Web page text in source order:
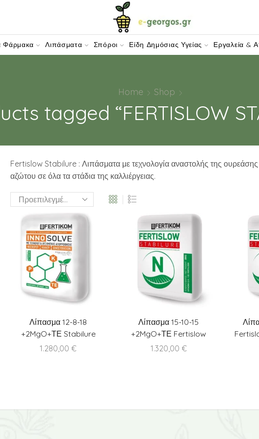
DOMAIN.COM
Φάρμακα Λιπάσματα Σπόροι Είδη Δημόσιας Υγείας Εργαλεία &
Home Shop
tagged “FERTISLOW
Fertislow Stabilure : Λιπάσματα με τεχνολογία αναστολής της
αζώτου σε όλα τα στάδια της καλλιέργειας.
Λίπασμα 12-8-18
+2MgO+ΤΕ Stabilure
Innosolve
1.280,00 €
Λίπασμα 15-10-15
+2MgO+ΤΕ Fertislow
Stabilure
1.320,00 €